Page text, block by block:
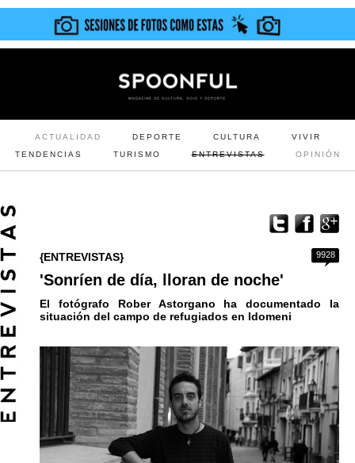
ACTUALIDAD DEPORTE CULTURA
VIVIR
TENDENCIAS
TURISMO ENTREVISTAS OPINIÓN
9928
{ENTREVISTAS}
'Sonríen de día, lloran de noche'
El fotógrafo Rober Astorgano ha documentado la
situación del campo de refugiados en Idomeni